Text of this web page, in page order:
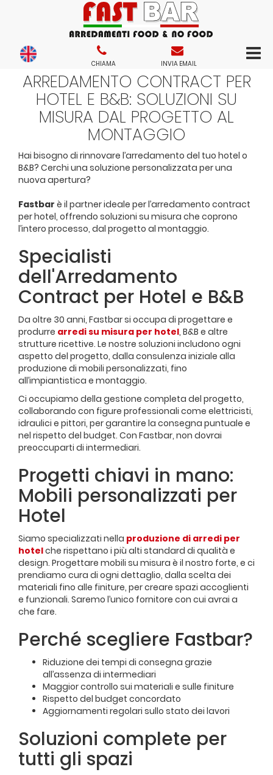
CHIAMA INVIA EMAIL
ARREDAMENTO CONTRACT PER
HOTEL E B&B: SOLUZIONI SU
MISURA DAL PROGETTO AL
MONTAGGIO
Hai bisogno di rinnovare l’arredamento del tuo hotel o
B&B? Cerchi una soluzione personalizzata per una
nuova apertura?
Fastbar è il partner ideale per l’arredamento contract
per hotel, offrendo soluzioni su misura che coprono
l’intero processo, dal progetto al montaggio.
Specialisti
dell'Arredamento
Contract per Hotel e B&B
Da oltre 30 anni, Fastbar si occupa di progettare e
produrre arredi su misura per hotel, B&B e altre
strutture ricettive. Le nostre soluzioni includono ogni
aspetto del progetto, dalla consulenza iniziale alla
produzione di mobili personalizzati, fino
all’impiantistica e montaggio.
Ci occupiamo della gestione completa del progetto,
collaborando con figure professionali come elettricisti,
idraulici e pittori, per garantire la consegna puntuale e
nel rispetto del budget. Con Fastbar, non dovrai
preoccuparti di intermediari.
Progetti chiavi in mano:
Mobili personalizzati per
Hotel
Siamo specializzati nella produzione di arredi per
hotelche rispettano i più alti standard di qualità e
design. Progettare mobili su misura è il nostro forte, e ci
prendiamo cura di ogni dettaglio, dalla scelta dei
materiali fino alle finiture, per creare spazi accoglienti
e funzionali. Saremo l’unico fornitore con cui avrai a
che fare.
Perché scegliere Fastbar?
Riduzione dei tempi di consegna grazie
all’assenza di intermediari
Maggior controllo sui materiali e sulle finiture
Rispetto del budget concordato
Aggiornamenti regolari sullo stato dei lavori
Soluzioni complete per
tutti gli spazi